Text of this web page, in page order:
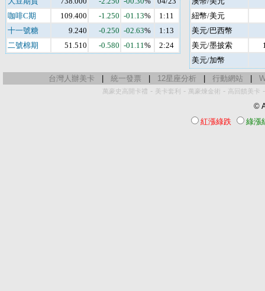
咖啡C期
109.400 -1.250 -01.13%
1:11
十一號糖
9.240 -0.250 -02.63%
1:13
二號棉期
51.510 -0.580 -01.11% 2:24
紐幣/美元
美元/巴西幣
美元/墨披索
美元/加幣
台灣人辦美卡| 統一發票 12星座分析 行動網站
萬豪史高開卡禮 - 美卡套利 - 萬豪煉金術 - 高回饋美卡
©
紅漲綠跌
綠漲